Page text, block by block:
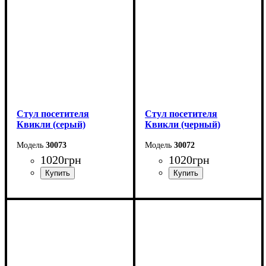
Стул посетителя
Квикли (серый)
30073
1020грн
Стул посетителя
Квикли (черный)
30072
1020грн